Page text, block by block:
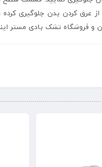
عرق کردن بدن جلوگیری
و فروشگاه تشک بادی مستر